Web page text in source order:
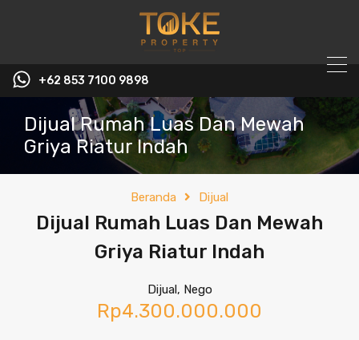
+62 853 7100 9898‬
Dijual Rumah Luas Dan Mewah
Griya Riatur Indah
Beranda Dijual
Dijual Rumah Luas Dan Mewah
Griya Riatur Indah
Dijual, Nego
Rp4.300.000.000